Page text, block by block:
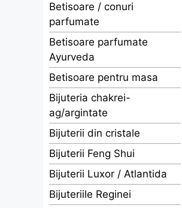
Betisoare / conuri
parfumate
Betisoare parfumate
Ayurveda
Betisoare pentru masa
Bijuteria chakrei-
ag/argintate
Bijuterii din cristale
Bijuterii Feng Shui
Bijuterii Luxor / Atlantida
Bijuteriile Reginei